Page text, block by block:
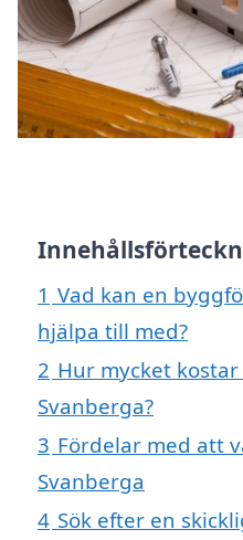
1 Vad kan en
hjälpa till med?
2 Hur mycket
Svanberga?
3 Fördelar med att
Svanberga
4 Sök efter en